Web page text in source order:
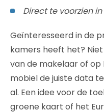
Direct te voorzien
Geïnteresseerd in de
kamers heeft het?
van de makelaar of op
mobiel de juiste data
al. Een idee voor de
groene kaart of het